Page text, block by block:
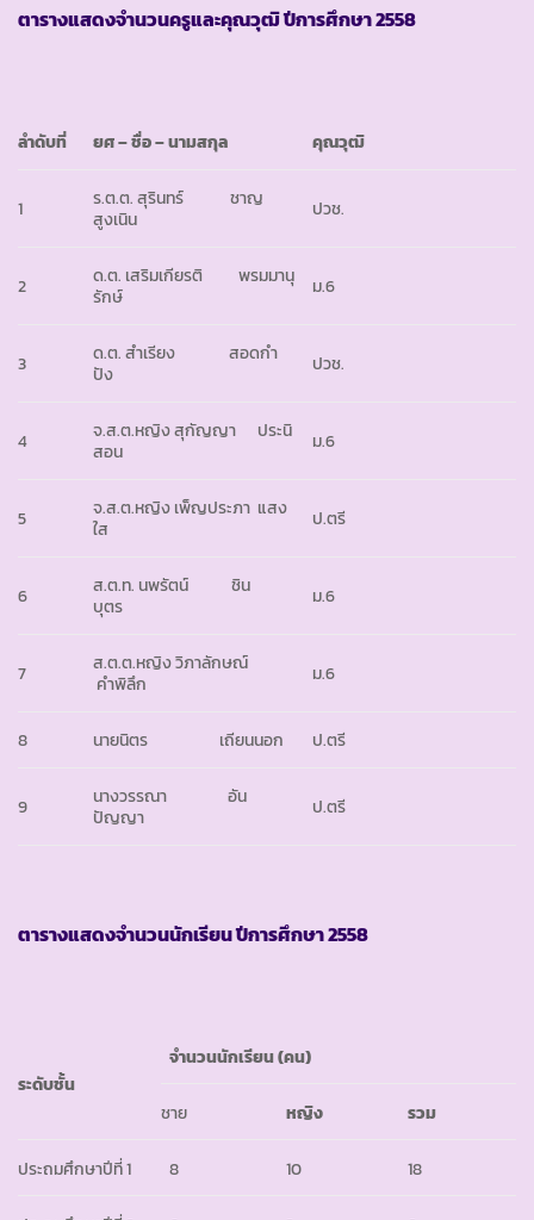
ตารางแสดงจำนวนครูและคุณวุฒิ ปีการศึกษา2558
ลำดับที่ ยศ – ชื่อ – นามสกุล คุณวุฒิ
1
ร.ต.ต. สุรินทร์ ชาญ
สูงเนิน
ปวช.
2
ด.ต. เสริมเกียรติ พรมมานุ
รักษ์
ม.6
3
ด.ต. สำเรียง สอดกำ
ปัง
ปวช.
4
จ.ส.ต.หญิง สุกัญญา ประนิ
สอน
ม.6
5
จ.ส.ต.หญิง เพ็ญประภา แสง
ใส
ป.ตรี
6
ส.ต.ท. นพรัตน์ ชิน
บุตร
ม.6
7
ส.ต.ต.หญิง วิภาลักษณ์
คำพิลึก
ม.6
8 นายนิตร เถียนนอก ป.ตรี
9
นางวรรณา อัน
ปัญญา
ป.ตรี
ตารางแสดงจำนวนนักเรียน ปีการศึกษา2558
ระดับชั้น
จำนวนนักเรียน (คน)
ชาย หญิง รวม
ประถมศึกษาปีที่ 1 8 10 18